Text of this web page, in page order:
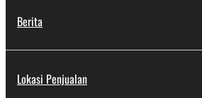
Berita
Lokasi Penjualan